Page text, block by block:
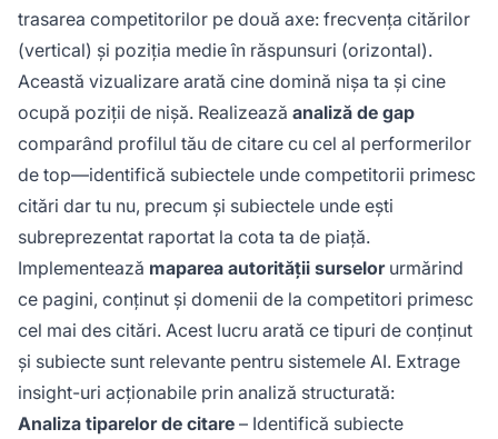
trasarea competitorilor pe două axe: frecvența citărilor
(vertical) și poziția medie în răspunsuri (orizontal).
Această vizualizare arată cine domină nișa ta și cine
ocupă poziții de nișă. Realizează analiză de gap
comparând profilul tău de citare cu cel al performerilor
de top—identifică subiectele unde competitorii primesc
citări dar tu nu, precum și subiectele unde ești
subreprezentat raportat la cota ta de piață.
Implementează maparea autorității surselorurmărind
ce pagini, conținut și domenii de la competitori primesc
cel mai des citări. Acest lucru arată ce tipuri de conținut
și subiecte sunt relevante pentru sistemele AI. Extrage
insight-uri acționabile prin analiză structurată:
Analiza tiparelor de citare – Identifică subiecte